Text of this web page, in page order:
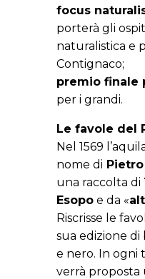
focus
porterà gli
naturalistica e
Contignaco;
premio finale
per i grandi.
Le favole del
Nel 1569
nome di
una raccolta di
Esopo e da «
Riscrisse le
sua edizione di
e nero. In ogni
verrà proposta